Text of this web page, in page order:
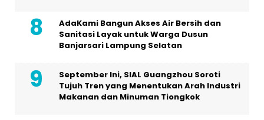
AdaKami Bangun Akses Air Bersih dan
Sanitasi Layak untuk Warga Dusun
Banjarsari Lampung Selatan
September Ini, SIAL Guangzhou Soroti
Tujuh Tren yang Menentukan Arah Industri
Makanan dan Minuman Tiongkok